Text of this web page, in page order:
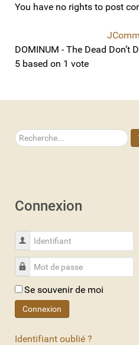
You have no rights to post
DOMINUM - The Dead Don’t
5 based on 1 vote
Rechercher
Connexion
Identifiant
Mot de passe
Se souvenir de moi
Connexion
Identifiant oublié ?